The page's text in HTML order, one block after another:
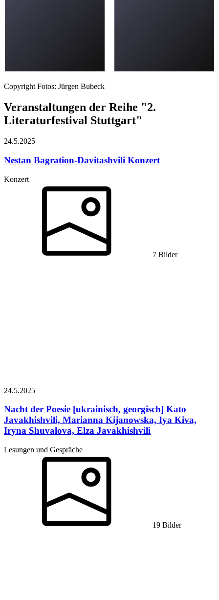
Copyright Fotos: Jürgen Bubeck
Veranstaltungen der Reihe "2.
Literaturfestival Stuttgart"
24.5.2025
Nestan Bagration-Davitashvili Konzert
Konzert
7 Bilder
24.5.2025
Nacht der Poesie [ukrainisch, georgisch] Kato
Javakhishvili, Marianna Kijanowska, Iya Kiva,
Iryna Shuvalova, Elza Javakhishvili
Lesungen und Gespräche
19 Bilder